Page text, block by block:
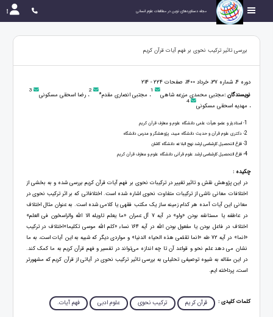
مجله دستاوردهای نوین در مطالعات علوم انسانی
بررسی تاثیر ترکیب نحوی بر فهم آیات قرآن کریم
دوره 4، شماره 37، خرداد 1400، صفحات 224 - 214
نویسندگان :مجتبی محمدی مزرعه شاهی 1، مجتبی انصاری مقدم* 2، رضا اسحقی مسکونی 3
، مهدیه اسحقی مسکونی 4
1- استادیار و عضو هیأت علمی دانشگاه علوم و معارف قرآن کریم
2- دکتری علوم قرآن و حدیث دانشگاه میبد، پژوهشگر و مدرس دانشگاه
3- فارغ ‌التحصیل کارشناسی ارشد نهج البلاغه دانشگاه کاشان
4- فارغ ‌التحصیل کارشناسی ارشد علوم قرآنی دانشگاه علوم و معارف قرآن کریم
چکیده :
در این پژوهش نقش و تاثیر تغییر در ترکیبات نحوی بر فهم آیات قرآن کریم بررسی شده و به بخشی از
اختلافات معانی ناشی از ترکیبات متفاوت نحوی اشاره شده است. اختلافاتی که بر اثر ترکیب نحوی در
معانی این آیات آمده هر کدام زمینه ساز یک مکتب فقهی یا کلامی شده است. به عنوان مثال اختلاف
در عاطفه یا مستانفه بودن «واو» در آیه 7 آل عمران «ما یعلم تاویله الا الله والراسخون فی العلم»
اختلاف در فاعل بودن یا مفعول بودن الله در آیه 164 نساء «کلم الله موسی تکلیما»اختلاف در ترکیب
«انما» در آیه 72 طه «انما تقضی هذه الحیاه الدنیا» و مواردی دیگر که شبیه به این آیات است، به ما
نشان می دهد علم نحو و قواعد آن تا چه اندازه می‌تواند در تفسیر و فهم قرآن کریم به ما کمک کند.
در این مقاله به شیوه توصیفی تحلیلی به بررسی تاثیر ترکیب نحوی در آیاتی از قرآن کریم که مشهورتر
است، پرداخته ایم.
کلمات کلیدی : قرآن کریم ترکیب نحوی علوم ادبی فهم آیات.